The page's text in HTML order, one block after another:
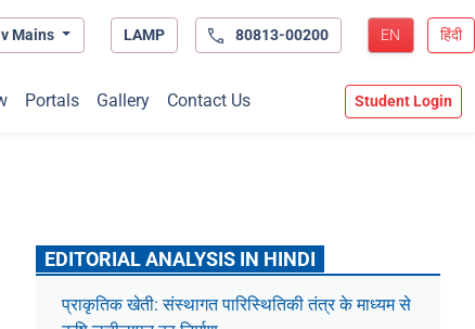
Mains LAMP 80813-00200 EN हिंदी
Portals Gallery Contact Us Student Login
EDITORIAL ANALYSIS IN HINDI
प्राकृतिक खेती: संस्थागत पारिस्थितिकी तंत्र के माध्यम से